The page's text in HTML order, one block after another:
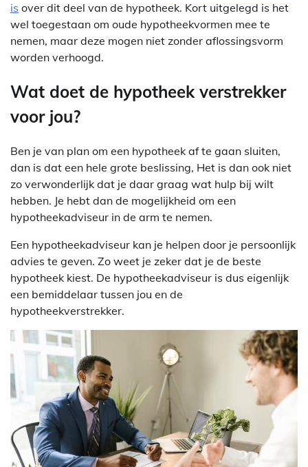
is over dit deel van de hypotheek. Kort uitgelegd is het
wel toegestaan om oude hypotheekvormen mee te
nemen, maar deze mogen niet zonder aflossingsvorm
worden verhoogd.
Wat doet de hypotheek verstrekker
voor jou?
Ben je van plan om een hypotheek af te gaan sluiten,
dan is dat een hele grote beslissing, Het is dan ook niet
zo verwonderlijk dat je daar graag wat hulp bij wilt
hebben. Je hebt dan de mogelijkheid om een
hypotheekadviseur in de arm te nemen.
Een hypotheekadviseur kan je helpen door je persoonlijk
advies te geven. Zo weet je zeker dat je de beste
hypotheek kiest. De hypotheekadviseur is dus eigenlijk
een bemiddelaar tussen jou en de
hypotheekverstrekker.